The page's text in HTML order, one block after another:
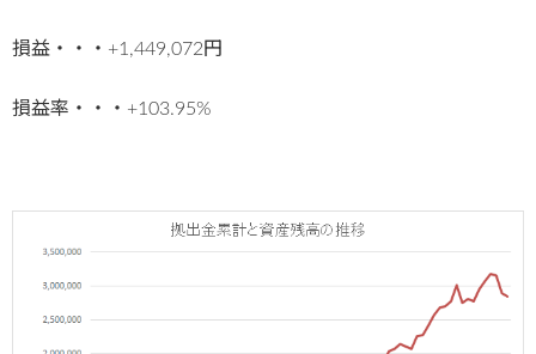
損益・・・+1,449,072円
損益率・・・+103.95%